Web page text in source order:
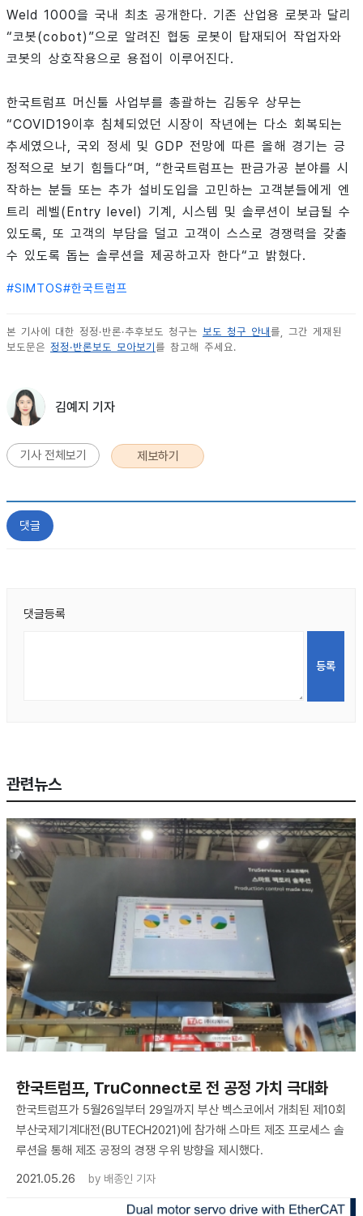
Weld 1000을 국내 최초 공개한다. 기존 산업용 로봇과 달리
“코봇(cobot)”으로 알려진 협동 로봇이 탑재되어 작업자와
코봇의 상호작용으로 용접이 이루어진다.
한국트럼프 머신툴 사업부를 총괄하는 김동우 상무는
“COVID19이후 침체되었던 시장이 작년에는 다소 회복되는
추세였으나, 국외 정세 및 GDP 전망에 따른 올해 경기는 긍
정적으로 보기 힘들다“며, “한국트럼프는 판금가공 분야를 시
작하는 분들 또는 추가 설비도입을 고민하는 고객분들에게 엔
트리 레벨(Entry level) 기계, 시스템 및 솔루션이 보급될 수
있도록, 또 고객의 부담을 덜고 고객이 스스로 경쟁력을 갖출
수 있도록 돕는 솔루션을 제공하고자 한다“고 밝혔다.
#SIMTOS#한국트럼프
본 기사에 대한 정정·반론·추후보도 청구는 보도 청구 안내를, 그간 게재된
보도문은 정정·반론보도 모아보기를 참고해 주세요.
김예지 기자
기사 전체보기 제보하기
댓글
댓글등록
관련뉴스
한국트럼프, TruConnect로 전 공정 가치 극대화
한국트럼프가 5월26일부터 29일까지 부산 벡스코에서 개최된 제10회
부산국제기계대전(BUTECH2021)에 참가해 스마트 제조 프로세스 솔
루션을 통해 제조 공정의 경쟁 우위 방향을 제시했다.
2021.05.26
by 배종인 기자